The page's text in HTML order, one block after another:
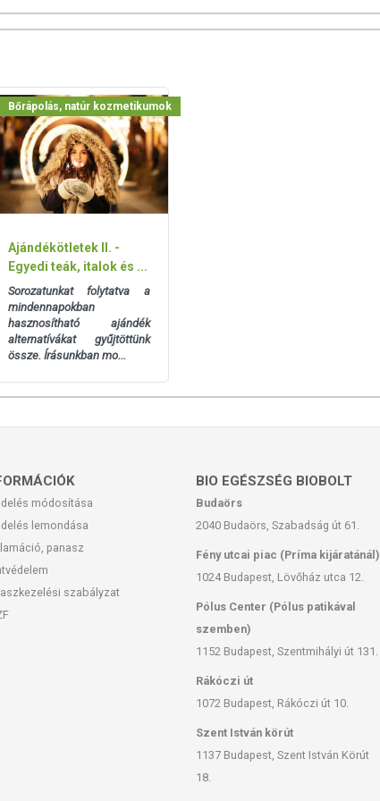
frissítjük, törekszünk arra, hogy naprakészek legyenek.
ennek ellenére a webshopon szereplő adatok (beleértve a
információkat is) csak tájékoztató jellegűek, a tényleges
adódóan. A friss, aktuális információkat a termékek
Bőrápolás, natúr kozmetikumok
Ajándékötletek II. -
Egyedi teák, italok és ...
Sorozatunkat folytatva a
mindennapokban
hasznosítható ajándék
alternatívákat gyűjtöttünk
össze. Írásunkban mo...
módosítása
lemondása
panasz
szabályzat
BIO EGÉSZSÉG BIOBOLT
Budaörs
2040 Budaörs, Szabadság út 61.
Fény utcai piac (Príma kijáratánál)
1024 Budapest, Lövőház utca 12.
Pólus Center (Pólus patikával
szemben)
1152 Budapest, Szentmihályi út 131.
Rákóczi út
1072 Budapest, Rákóczi út 10.
Szent István körút
1137 Budapest, Szent István Körút
18.